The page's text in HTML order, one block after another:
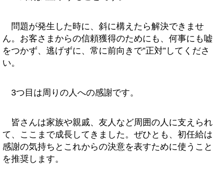
問題が発生した時に、斜に構えたら解決できませ
ん。お客さまからの信頼獲得のためにも、何事にも嘘
をつかず、逃げずに、常に前向きで”正対”してくださ
い。
3つ目は周りの人への感謝です。
皆さんは家族や親戚、友人など周囲の人に支えられ
て、ここまで成長してきました。ぜひとも、初任給は
感謝の気持ちとこれからの決意を表すために使うこと
を推奨します。